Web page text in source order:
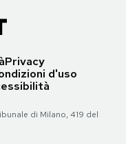
Privacy
d'uso
di Milano, 419 del